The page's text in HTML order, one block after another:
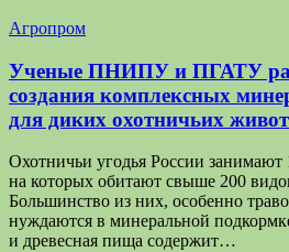
Агропром
Ученые ПНИПУ и ПГАТУ
создания комплексных
для диких охотничьих
Охотничьи угодья России занимают
на которых обитают свыше 200
Большинство из них, особенно
нуждаются в минеральной
и древесная пища содержит…